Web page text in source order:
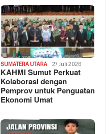
SUMATERA UTARA 27 Juli 2026
KAHMI Sumut Perkuat
Kolaborasi dengan
Pemprov untuk Penguatan
Ekonomi Umat